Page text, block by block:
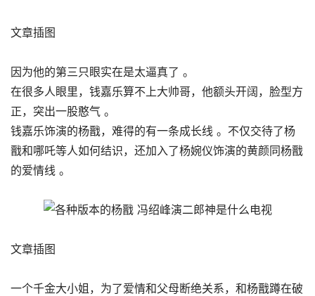
文章插图
因为他的第三只眼实在是太逼真了 。
在很多人眼里，钱嘉乐算不上大帅哥，他额头开阔，脸型方
正，突出一股憨气 。
钱嘉乐饰演的杨戬，难得的有一条成长线 。不仅交待了杨
戬和哪吒等人如何结识，还加入了杨婉仪饰演的黄颜同杨戬
的爱情线 。
文章插图
一个千金大小姐，为了爱情和父母断绝关系，和杨戬蹲在破